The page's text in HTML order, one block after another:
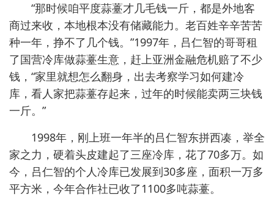
“那时候咱平度蒜薹才几毛钱一斤，都是外地客
商过来收，本地根本没有储藏能力。老百姓辛辛苦苦
种一年，挣不了几个钱。”1997年，吕仁智的哥哥租
了国营冷库做蒜薹生意，赶上亚洲金融危机赔了不少
钱，“家里就想怎么翻身，出去考察学习如何建冷
库，看人家把蒜薹存起来，过年的时候能卖两三块钱
一斤。”
1998年，刚上班一年半的吕仁智东拼西凑，举全
家之力，硬着头皮建起了三座冷库，花了70多万。如
今，吕仁智的个人冷库已发展到30多座，面积一万多
平方米，今年合作社已收了1100多吨蒜薹。